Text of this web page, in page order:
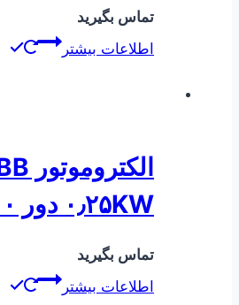
تماس بگیرید
اطلاعات بیشتر
۰٫۲۵KW دور ۹۰۰
تماس بگیرید
اطلاعات بیشتر